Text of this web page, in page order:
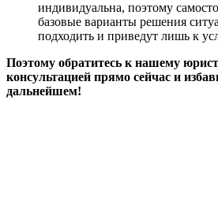
индивидуальна, поэтому
базовые варианты решения
подходить и приведут лишь к
Поэтому обратитесь к нашему
консультацией прямо сейчас и
дальнейшем!